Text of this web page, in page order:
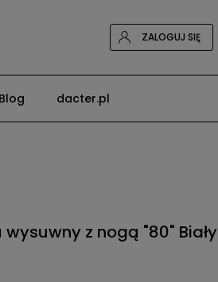
ZALOGUJ SIĘ
Blog dacter.pl
z nogą "80" Biały